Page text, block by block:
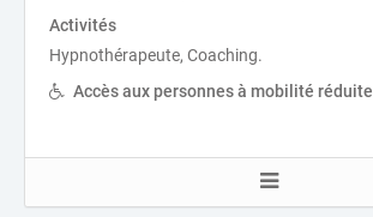
Activités
Hypnothérapeute, Coaching.
Accès aux personnes à mobilité réduite